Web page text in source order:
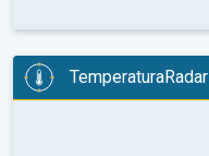
TemperaturaRadar